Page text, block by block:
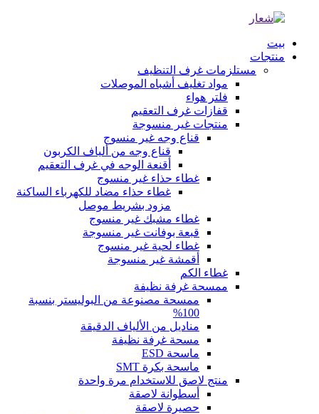
بيت
منتجات
مستلزمات غرف التنظيف
مواد تغليف أشباه الموصلات
فلتر هواء
قفازات غرف التعقيم
منتجات غير منسوجة
قناع وجه غير منسوج
قناع وجه من ألياف الكربون
أقنعة الوجه في غرف التعقيم
غطاء حذاء غير منسوج
غطاء حذاء مضاد للكهرباء الساكنة
مزود بشريط موصل
غطاء مشبك غير منسوج
قبعة بوفانت غير منسوجة
غطاء لحية غير منسوج
أقمشة غير منسوجة
غطاء الكم
ممسحة غرفة نظيفة
ممسحة مصنوعة من البوليستر بنسبة
100%
مناديل من الألياف الدقيقة
مسحة غرفة نظيفة
ماسحة ESD
ماسحة بكرة SMT
منتج لاصق للاستخدام مرة واحدة
أسطوانة لاصقة
حصيرة لاصقة